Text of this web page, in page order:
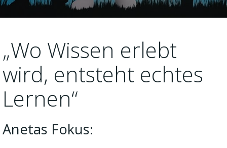
„Wo Wissen erlebt
wird, entsteht echtes
Lernen“
Anetas Fokus: